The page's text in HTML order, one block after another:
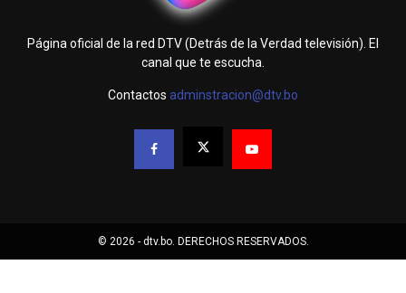
Página oficial de la red DTV (Detrás de la Verdad televisión). El
canal que te escucha.
Contactos adminstracion@dtv.bo
© 2026 - dtv.bo. DERECHOS RESERVADOS.